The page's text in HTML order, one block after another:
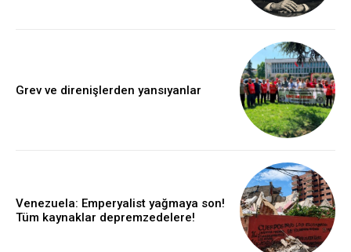
Grev ve direnişlerden yansıyanlar
Venezuela: Emperyalist yağmaya son!
Tüm kaynaklar depremzedelere!